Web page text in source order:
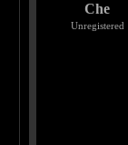
Che
Unregistered